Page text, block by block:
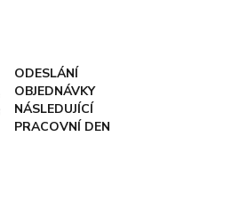
ODESLÁNÍ
OBJEDNÁVKY
NÁSLEDUJÍCÍ
PRACOVNÍ DEN